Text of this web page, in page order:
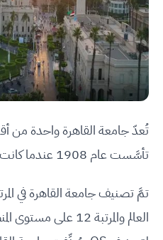
تُعدّ جامعة القاهرة واحدة من
تأسَّست عام 1908 عندما كانت تُعرف بالجامعة المصرية.
العالم والمرتبة 12